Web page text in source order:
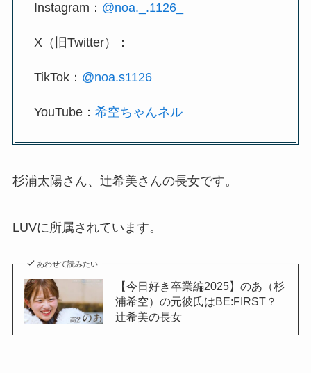
Instagram： @noa._.1126_
X（旧Twitter）：
TikTok： @noa.s1126
YouTube： 希空ちゃんネル
杉浦太陽さん、辻希美さんの長女です。
LUVに所属されています。
あわせて読みたい
【今日好き卒業編2025】のあ（杉
浦希空）の元彼氏はBE:FIRST？
辻希美の長女